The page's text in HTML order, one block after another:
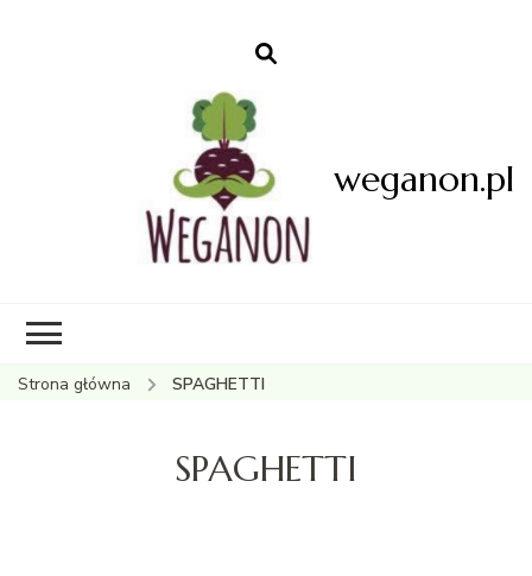
weganon.pl
Strona główna SPAGHETTI
SPAGHETTI